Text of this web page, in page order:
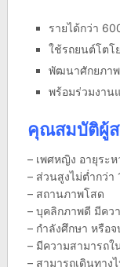
รายได้กว่า
ใช้รถยนต์โตโ
พัฒนาศักยภาพ
พร้อมร่วมงาน
คุณสมบัติผู้
– เพศหญิง อายุระ
– ส่วนสูงไม่ต่ำกว่า
– สถานภาพโสด
– บุคลิกภาพดี มีคว
– กำลังศึกษา หรือ
– มีความสามารถใ
– สามารถเดินทาง